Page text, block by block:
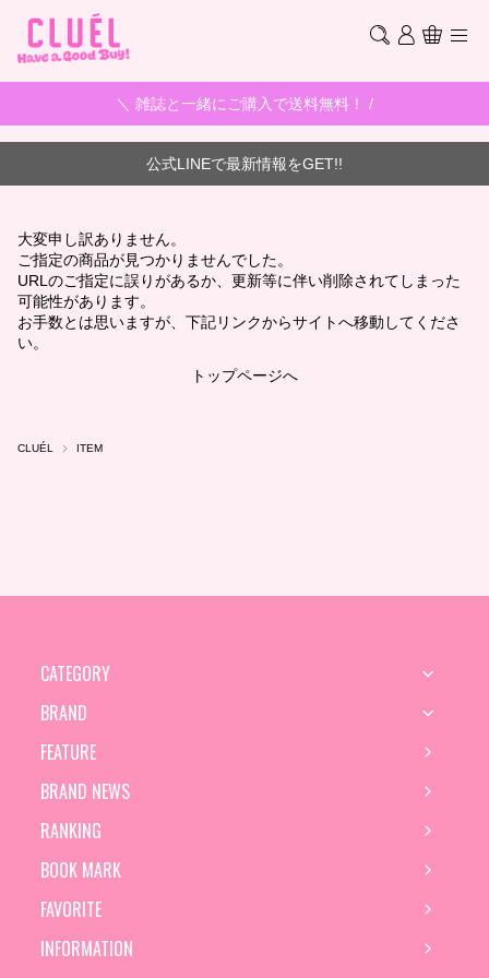
＼ 雑誌と一緒にご購入で送料無料！ /
公式LINEで最新情報をGET!!
大変申し訳ありません。
ご指定の商品が見つかりませんでした。
URLのご指定に誤りがあるか、更新等に伴い削除されてしまった
可能性があります。
お手数とは思いますが、下記リンクからサイトへ移動してくださ
い。
トップページへ
CLUÉL ITEM
CATEGORY
BRAND
FEATURE
BRAND NEWS
RANKING
BOOK MARK
FAVORITE
INFORMATION